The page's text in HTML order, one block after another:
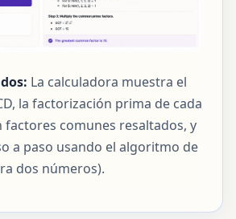
La calculadora muestra el
la factorización prima de cada
factores comunes resaltados, y
a paso usando el algoritmo de
dos números).